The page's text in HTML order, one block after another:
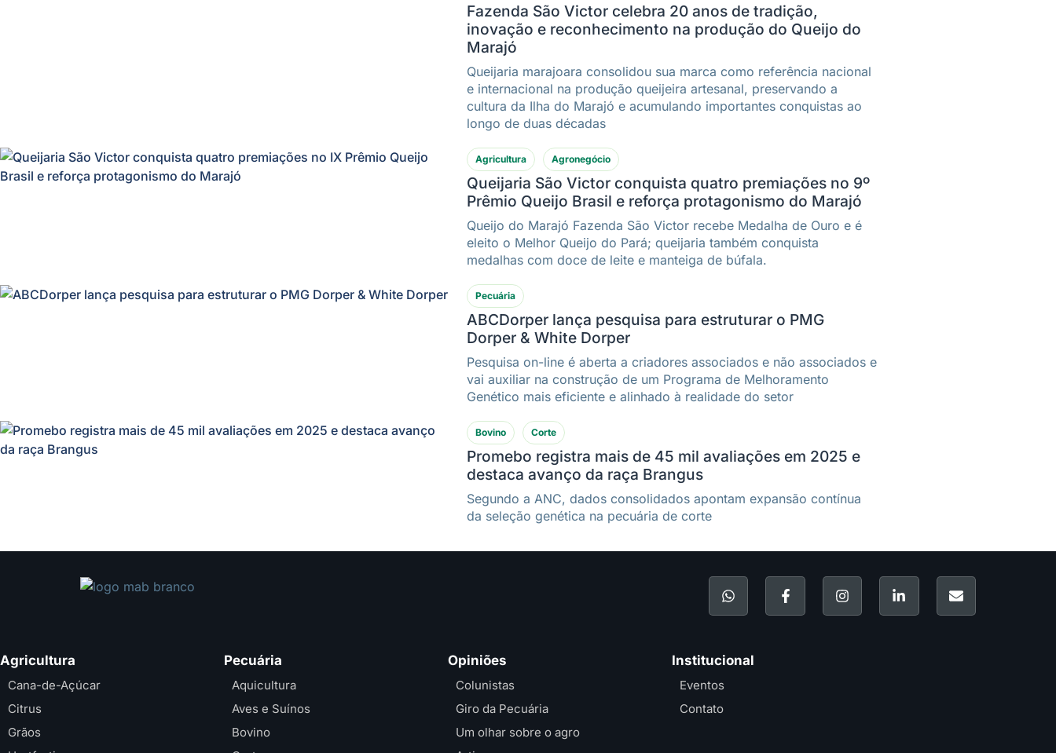
Fazenda São Victor celebra 20 anos de tradição,
inovação e reconhecimento na produção do Queijo do
Marajó
Queijaria marajoara consolidou sua marca como referência nacional
e internacional na produção queijeira artesanal, preservando a
cultura da Ilha do Marajó e acumulando importantes conquistas ao
longo de duas décadas
Agricultura Agronegócio
Queijaria São Victor conquista quatro premiações no 9º
Prêmio Queijo Brasil e reforça protagonismo do Marajó
Queijo do Marajó Fazenda São Victor recebe Medalha de Ouro e é
eleito o Melhor Queijo do Pará; queijaria também conquista
medalhas com doce de leite e manteiga de búfala.
Pecuária
ABCDorper lança pesquisa para estruturar o PMG
Dorper & White Dorper
Pesquisa on-line é aberta a criadores associados e não associados e
vai auxiliar na construção de um Programa de Melhoramento
Genético mais eficiente e alinhado à realidade do setor
Bovino Corte
Promebo registra mais de 45 mil avaliações em 2025 e
destaca avanço da raça Brangus
Segundo a ANC, dados consolidados apontam expansão contínua
da seleção genética na pecuária de corte
Agricultura
Cana-de-Açúcar
Citrus
Grãos
Pecuária
Aquicultura
Aves e Suínos
Bovino
Opiniões
Colunistas
Giro da Pecuária
Um olhar sobre o agro
Institucional
Eventos
Contato